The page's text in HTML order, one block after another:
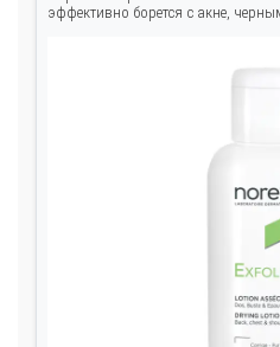
эффективно борется с акне,